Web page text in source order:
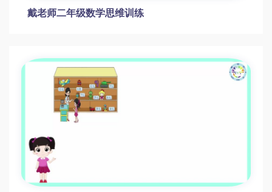
戴老师二年级数学思维训练